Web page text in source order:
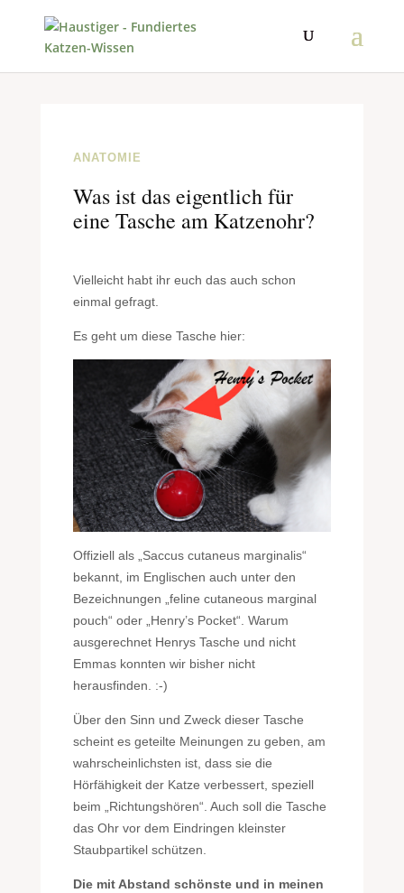
ANATOMIE
Was ist das eigentlich für
eine Tasche am Katzenohr?
Vielleicht habt ihr euch das auch schon
einmal gefragt.
Es geht um diese Tasche hier:
Offiziell als „Saccus cutaneus marginalis“
bekannt, im Englischen auch unter den
Bezeichnungen „feline cutaneous marginal
pouch“ oder „Henry’s Pocket“. Warum
ausgerechnet Henrys Tasche und nicht
Emmas konnten wir bisher nicht
herausfinden. :-)
Über den Sinn und Zweck dieser Tasche
scheint es geteilte Meinungen zu geben, am
wahrscheinlichsten ist, dass sie die
Hörfähigkeit der Katze verbessert, speziell
beim „Richtungshören“. Auch soll die Tasche
das Ohr vor dem Eindringen kleinster
Staubpartikel schützen.
Die mit Abstand schönste und in meinen